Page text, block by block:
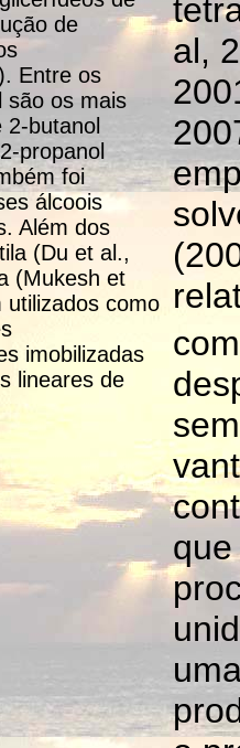
de
Entre os
são os mais
2-butanol
propanol
foi
álcoois
Além dos
(Du et al.,
(Mukesh et
como
imobilizadas
lineares de
al,